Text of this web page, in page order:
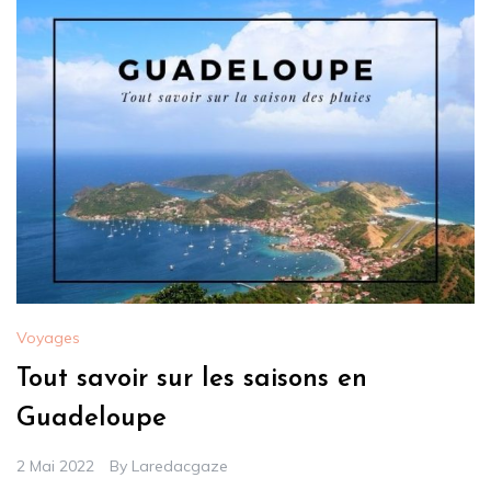
Voyages
Tout savoir sur les saisons en
Guadeloupe
2 Mai 2022 By Laredacgaze